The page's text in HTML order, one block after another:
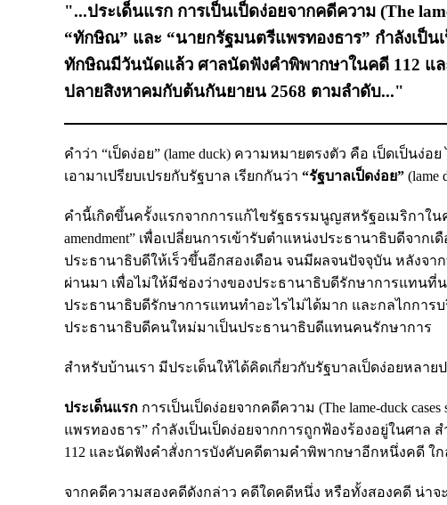
"...ประเด็นแรก การเป็นเป็ดง่อยจากคดีความ (The
“ทักษิณ” และ “นายกรัฐมนตรีแพรทองธาร” กำลังเป็
ทักษิณมีวันนัดแล้ว ศาลนัดฟังคำพิพากษาในคดี 112 แ
ปลายสิงหาคมกับต้นกันยายน 2568 ตามลำดับ..."
คำว่า “เป็ดง่อย” (lame duck) ความหมายตรงตัว คือ เป็ดเป็น
เอามาเปรียบเปรยกับรัฐบาล เรียกกันว่า “รัฐบาลเป็ดง่อย” (lame
คำนี้เกิดขึ้นครั้งแรกจากการแก้ไขรัฐธรรมนูญสหรัฐอเมริกาในค
amendment” เพื่อเปลี่ยนการเข้ารับตำแหน่งประธานาธิบดีจา
ประธานาธิบดีให้เร็วขึ้นอีกสองเดือน จนมีผลจนปัจจุบัน หลังจา
ผ่านมา เพื่อไม่ให้มีช่องว่างของประธานาธิบดีรักษาการแทนที่
ประธานาธิบดีรักษาการแทนทำอะไรไม่ได้มาก และกลไกการ
ประธานาธิบดีคนใหม่มาเป็นประธานาธิบดีแทนคนรักษาการ
สำหรับบ้านเรา มีประเด็นให้ได้คิดเกี่ยวกับรัฐบาลเป็ดง่อยหลาย
ประเด็นแรก การเป็นเป็ดง่อยจากคดีความ (The lame-duck
แพรทองธาร” กำลังเป็นเป็ดง่อยจากการถูกฟ้องร้องอยู่ในศ
112 และนัดฟังคำสั่งการบังคับคดีตามคำพิพากษาอีกหนึ่งคดี ใ
จากคดีความสองคดีดังกล่าว คดีใดคดีหนึ่ง หรือทั้งสองคดี น่า